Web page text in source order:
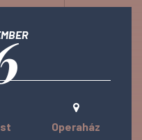
Operaház